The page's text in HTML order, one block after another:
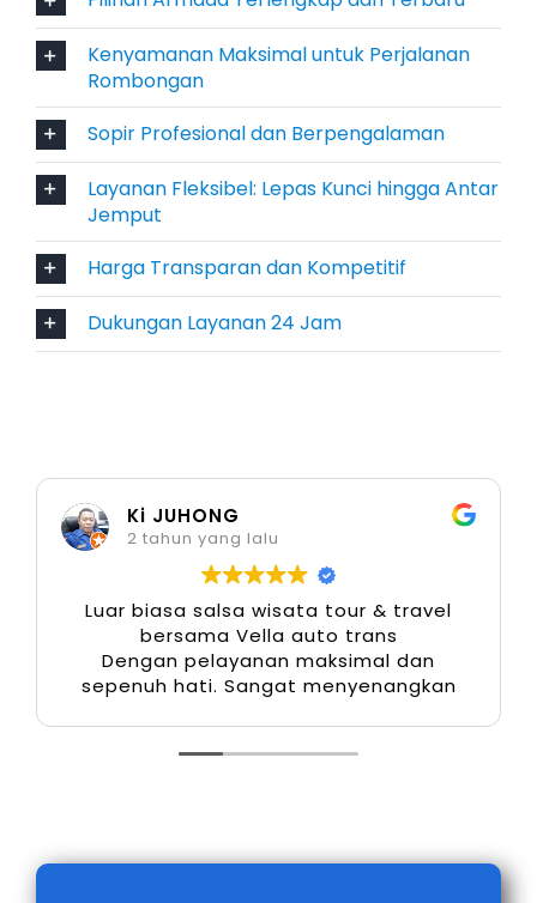
kebutuhan perjalanan mereka.
4. Efisien dan Ekonomis
Meskipun berkapasitas besar, biaya sewa mobil
Hiace Banjarmasin terbilang ekonomis jika
dihitung secara kelompok. Dengan sistem
pembagian biaya antar penumpang, tarif sewa
menjadi sangat terjangkau dibanding menyewa
beberapa kendaraan kecil. Apalagi dengan
5. Cocok untuk Antar Jemput
Bandara
Syamsudin Noor, menggunakan Hiace adalah
pilihan ideal. Armada ini mampu membawa
banyak penumpang sekaligus bagasi besar.
Layanan antar jemput bandara Banjarmasin
menggunakan Hiace semakin diminati oleh
Kenyamanan Maksimal untuk Perjalanan
Rombongan
Sopir Profesional dan Berpengalaman
Layanan Fleksibel: Lepas Kunci hingga Antar
Jemput
Harga Transparan dan Kompetitif
Dukungan Layanan 24 Jam
Ki JUHONG
2 tahun yang lalu
Luar biasa salsa wisata tour & travel
bersama Vella auto trans
Dengan pelayanan maksimal dan
sepenuh hati. Sangat menyenangkan